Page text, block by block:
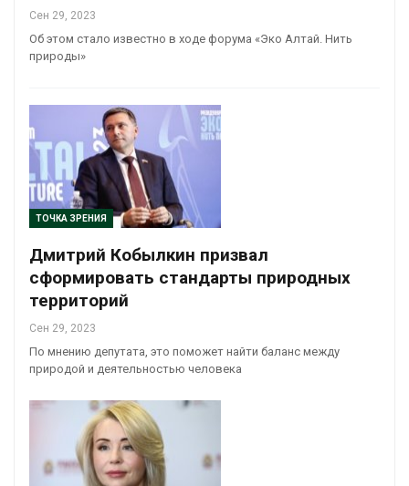
Сен 29, 2023
Об этом стало известно в ходе форума «Эко Алтай. Нить
природы»
ТОЧКА ЗРЕНИЯ
Дмитрий Кобылкин призвал
сформировать стандарты природных
территорий
Сен 29, 2023
По мнению депутата, это поможет найти баланс между
природой и деятельностью человека